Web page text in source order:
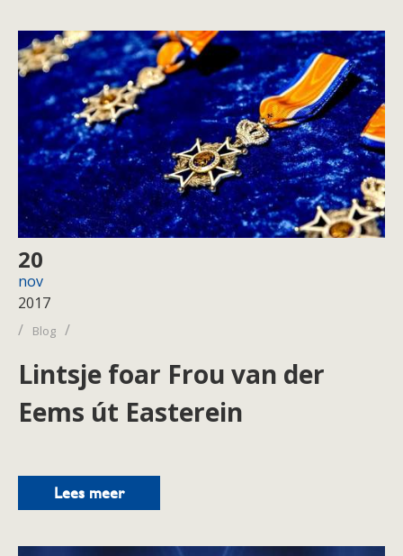
20
nov
2017
/
Blog /
Lintsje foar Frou van der
Eems út Easterein
Lees meer